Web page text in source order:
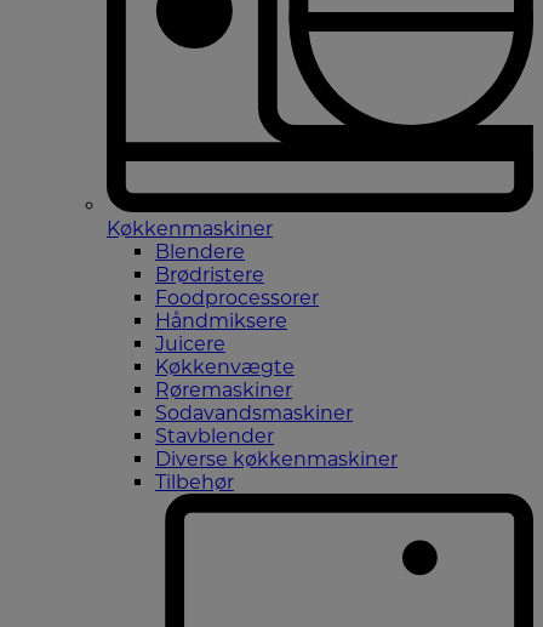
Køkkenmaskiner
Blendere
Brødristere
Foodprocessorer
Håndmiksere
Juicere
Køkkenvægte
Røremaskiner
Sodavandsmaskiner
Stavblender
Diverse køkkenmaskiner
Tilbehør